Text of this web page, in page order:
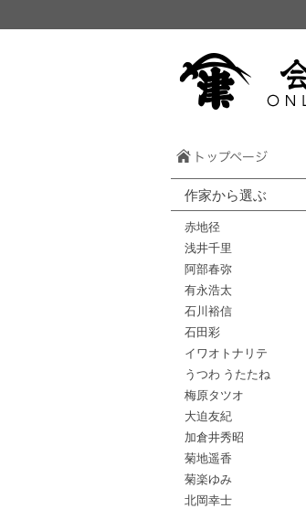
作家から選ぶ
赤地径
浅井千里
阿部春弥
有永浩太
石川裕信
石田彩
イワオトナリテ
うつわ うたたね
梅原タツオ
大迫友紀
加倉井秀昭
菊地遥香
菊楽ゆみ
北岡幸士